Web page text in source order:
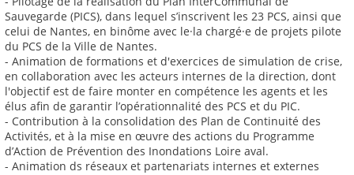
Sauvegarde (PICS), dans lequel s’inscrivent les 23 PCS, ainsi que
celui de Nantes, en binôme avec le·la chargé·e de projets pilote
du PCS de la Ville de Nantes.
- Animation de formations et d'exercices de simulation de crise,
en collaboration avec les acteurs internes de la direction, dont
l'objectif est de faire monter en compétence les agents et les
élus afin de garantir l’opérationnalité des PCS et du PIC.
- Contribution à la consolidation des Plan de Continuité des
Activités, et à la mise en œuvre des actions du Programme
d’Action de Prévention des Inondations Loire aval.
- Animation ds réseaux et partenariats internes et externes